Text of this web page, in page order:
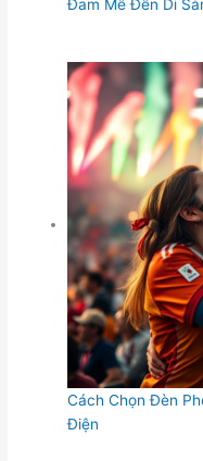
Đam Mê Đến Di
Cách Chọn Đèn
Điện